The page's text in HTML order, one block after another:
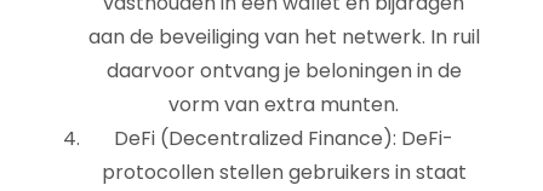
aan de beveiliging van het netwerk. In ruil
daarvoor ontvang je beloningen in de
vorm van extra munten.
DeFi (Decentralized Finance): DeFi-
protocollen stellen gebruikers in staat